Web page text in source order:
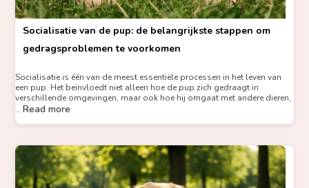
Socialisatie van de pup: de belangrijkste stappen om
gedragsproblemen te voorkomen
Socialisatie is één van de meest essentiële processen in het leven van
een pup. Het beïnvloedt niet alleen hoe de pup zich gedraagt in
verschillende omgevingen, maar ook hoe hij omgaat met andere dieren,
…Read more